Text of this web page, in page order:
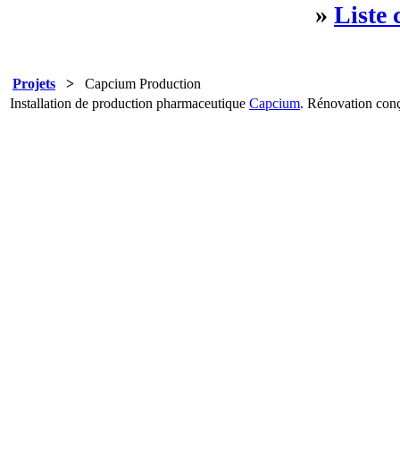
» Liste
Projets > Capcium Production
Installation de production pharmaceutique Capcium. Rénovation